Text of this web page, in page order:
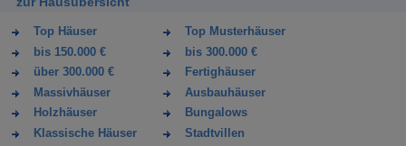
Top Häuser
Top Musterhäuser
bis 150.000 €
bis 300.000 €
über 300.000 €
Fertighäuser
Massivhäuser
Ausbauhäuser
Holzhäuser
Bungalows
Klassische Häuser
Stadtvillen